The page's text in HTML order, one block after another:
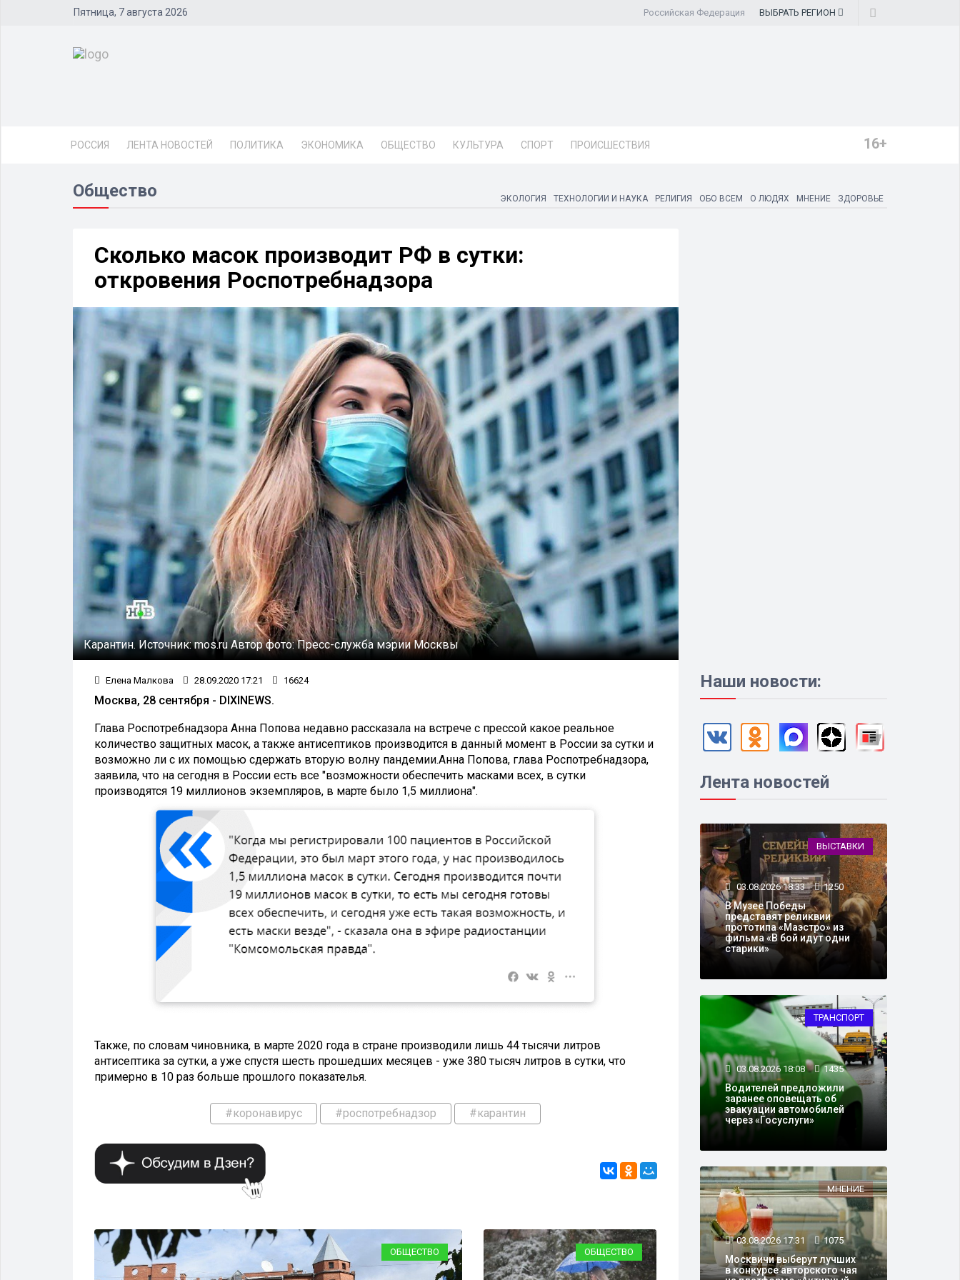
Пятница, 7 августа 2026 Российская Федерация ВЫБРАТЬ РЕГИОН
РОССИЯ ЛЕНТА НОВОСТЕЙ ПОЛИТИКА ЭКОНОМИКА ОБЩЕСТВО КУЛЬТУРА СПОРТ ПРОИСШЕСТВИЯ 16+
Общество ЭКОЛОГИЯ ТЕХНОЛОГИИ И НАУКА РЕЛИГИЯ ОБО ВСЕМ О ЛЮДЯХ МНЕНИЕ ЗДОРОВЬЕ
Сколько масок производит РФ в сутки:
откровения Роспотребнадзора
Карантин.Источник:mos.ruАвтор фото:Пресс-служба мэрии Москвы
Елена Малкова 28.09.2020 17:21 16624
Москва, 28 сентября - DIXINEWS.
Глава Роспотребнадзора Анна Попова недавно рассказала на встрече с прессой какое реальное
количество защитных масок, а также антисептиков производится в данный момент в России за сутки и
возможно ли с их помощью сдержать вторую волну пандемии.Анна Попова, глава Роспотребнадзора,
заявила, что на сегодня в России есть все "возможности обеспечить масками всех, в сутки
производятся 19 миллионов экземпляров, в марте было 1,5 миллиона".
Также, по словам чиновника, в марте 2020 года в стране производили лишь 44 тысячи литров
антисептика за сутки, а уже спустя шесть прошедших месяцев - уже 380 тысяч литров в сутки, что
примерно в 10 раз больше прошлого показателья.
#коронавирус #роспотребнадзор #карантин
ОБЩЕСТВО ЗДОРОВЬЕ
ОБЩЕСТВО
Наши новости:
Лента новостей
ВЫСТАВКИ
03.08.2026 18:33 1250
В Музее Победы
представят реликвии
прототипа «Маэстро» из
фильма «В бой идут одни
старики»
ТРАНСПОРТ
03.08.2026 18:08 1435
Водителей предложили
заранее оповещать об
эвакуации автомобилей
через «Госуслуги»
МНЕНИЕ
03.08.2026 17:31 1075
Москвичи выберут лучших
в конкурсе авторского чая